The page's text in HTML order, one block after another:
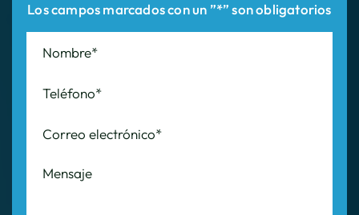
Aviso legal|Política de privacidad